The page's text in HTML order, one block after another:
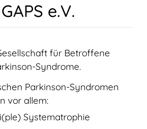
GAPS e.V.
für Betroffene
Syndrome.
Parkinson-Syndromen
vor allem:
Systematrophie